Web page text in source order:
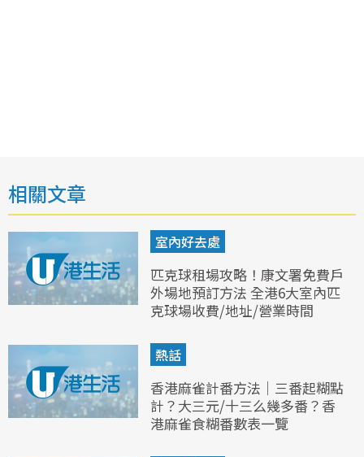
相關文章
室內好去處
匹克球租場攻略！康文署免費戶
外場地預訂方法 全港6大室內匹
克球場收費/地址/營業時間
熱話
香港麻雀計番方法｜三番起糊點
計？大三元/十三么幾多番？香
港麻雀食糊番數表一覽